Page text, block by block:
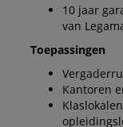
10 jaar
van
Toepassingen
Kantoren